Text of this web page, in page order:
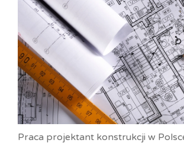
Praca projektant konstrukcji w